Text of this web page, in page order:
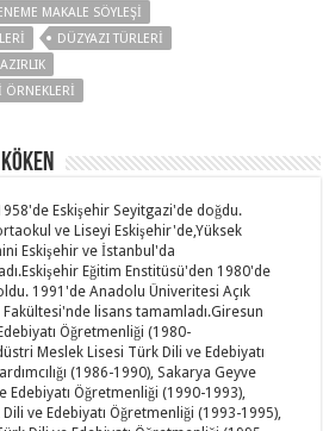
MAKALE SÖYLEŞI
DÜZYAZI TÜRLERI
ÖRNEKLERI
Eskişehir Seyitgazi'de doğdu.
ve Liseyi Eskişehir'de,Yüksek
Eskişehir ve İstanbul'da
Eğitim Enstitüsü'den 1980'de
1991'de Anadolu Üniveritesi Açık
lisans tamamladı.Giresun
Öğretmenliği (1980-
Meslek Lisesi Türk Dili ve Edebiyatı
(1986-1990), Sakarya Geyve
Öğretmenliği (1990-1993),
ve Edebiyatı Öğretmenliği (1993-1995),